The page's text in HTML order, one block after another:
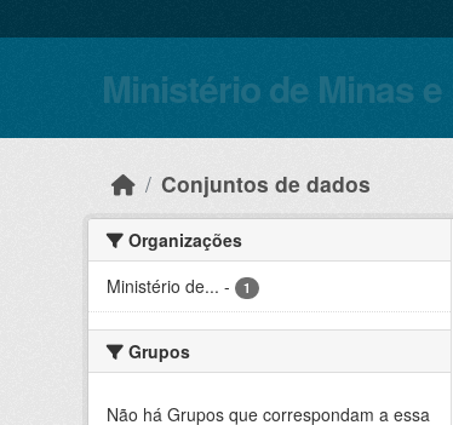
Ministério de Minas
Conjuntos de dados
Organizações
Ministério de... - 1
Grupos
Não há Grupos que correspondam a essa